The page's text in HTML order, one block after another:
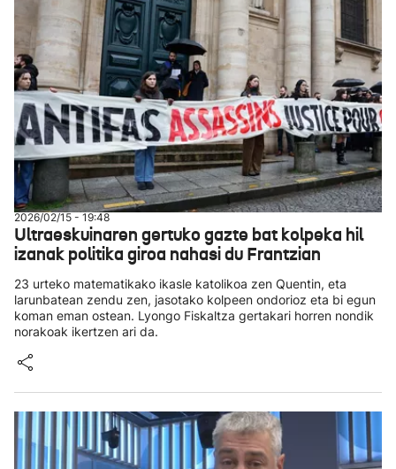
2026/02/15 - 19:48
Ultraeskuinaren gertuko gazte bat kolpeka hil
izanak politika giroa nahasi du Frantzian
23 urteko matematikako ikasle katolikoa zen Quentin, eta
larunbatean zendu zen, jasotako kolpeen ondorioz eta bi egun
koman eman ostean. Lyongo Fiskaltza gertakari horren nondik
norakoak ikertzen ari da.